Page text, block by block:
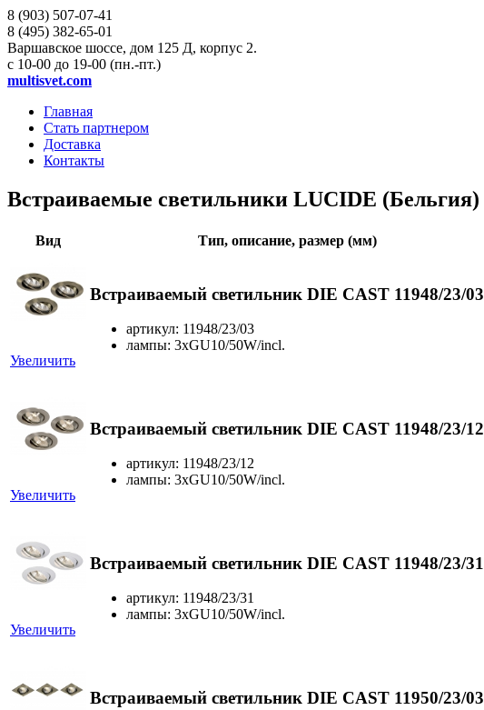
8 (903) 507-07-41
8 (495) 382-65-01
Варшавское шоссе, дом 125 Д, корпус 2.
с 10-00 до 19-00 (пн.-пт.)
multisvet.com
Главная
Стать партнером
Доставка
Контакты
Встраиваемые светильники LUCIDE (Бельгия)
Вид Тип, описание, размер (мм)
Увеличить
Встраиваемый светильник DIE CAST 11948/23/03
артикул: 11948/23/03
лампы: 3xGU10/50W/incl.
Увеличить
Встраиваемый светильник DIE CAST 11948/23/12
артикул: 11948/23/12
лампы: 3xGU10/50W/incl.
Увеличить
Встраиваемый светильник DIE CAST 11948/23/31
артикул: 11948/23/31
лампы: 3xGU10/50W/incl.
Встраиваемый светильник DIE CAST 11950/23/03